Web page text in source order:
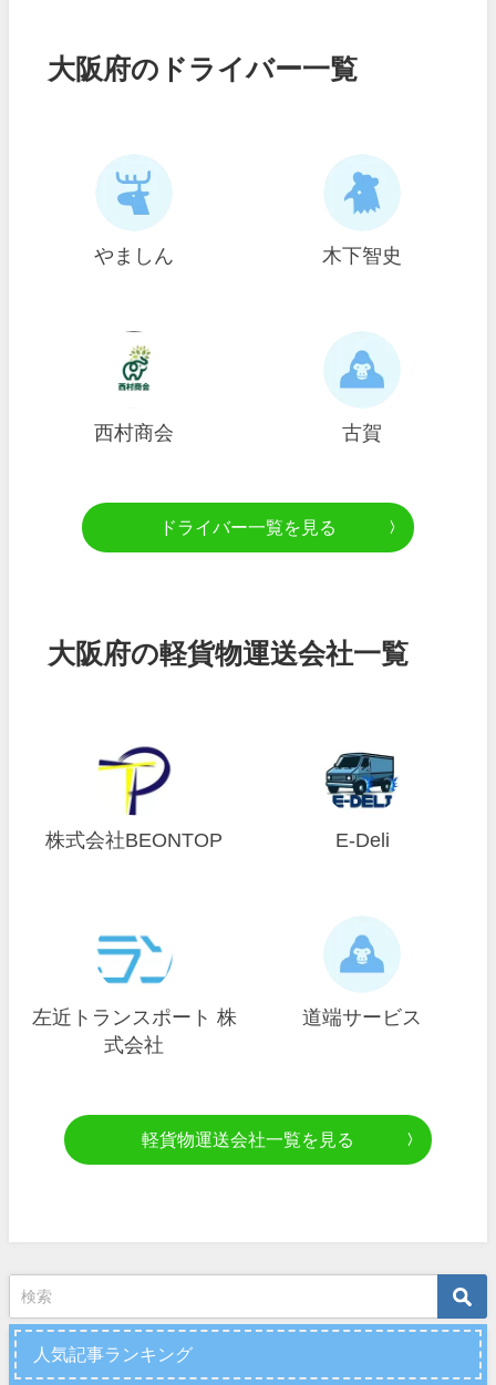
大阪府のドライバー一覧
やましん 木下智史
西村商会 古賀
ドライバー一覧を見る
大阪府の軽貨物運送会社一覧
株式会社BEONTOP E-Deli
左近トランスポート 株
式会社
道端サービス
軽貨物運送会社一覧を見る
人気記事ランキング